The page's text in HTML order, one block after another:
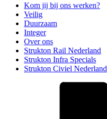
Kom jij bij ons werken?
Veilig
Duurzaam
Integer
Over ons
Strukton Rail Nederland
Strukton Infra Specials
Strukton Civiel Nederland